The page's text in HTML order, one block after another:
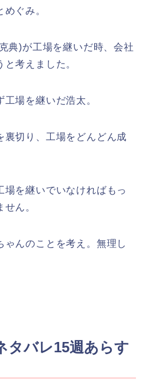
ぐみ。
典)が工場を継いだ時、会社
考えました。
場を継いだ浩太。
裏切り、工場をどんどん成
場を継いでいなければもっ
ん。
ゃんのことを考え。無理し
タバレ15週あらす